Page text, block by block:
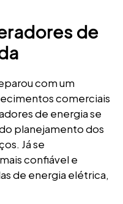
de
com um
comerciais
de energia se
planejamento dos
Já se
confiável e
de energia elétrica,